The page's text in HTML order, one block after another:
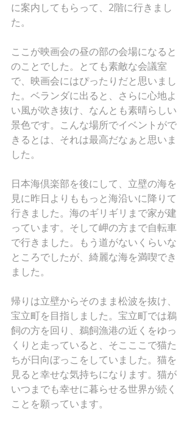
に案内してもらって、2階に行きまし
た。
ここが映画会の昼の部の会場になると
のことでした。とても素敵な会議室
で、映画会にはぴったりだと思いまし
た。ベランダに出ると、さらに心地よ
い風が吹き抜け、なんとも素晴らしい
景色です。こんな場所でイベントがで
きるとは、それは最高だなぁと思いま
した。
日本海倶楽部を後にして、立壁の海を
見に昨日よりももっと海沿いに降りて
行きました。海のギリギリまで家が建
っています。そして岬の方まで自転車
で行きました。もう道がないくらいな
ところでしたが、綺麗な海を満喫でき
ました。
帰りは立壁からそのまま松波を抜け、
宝立町を目指しました。宝立町では鵜
飼の方を回り、鵜飼漁港の近くをゆっ
くりと走っていると、そこここで猫た
ちが日向ぼっこをしていました。猫を
見ると幸せな気持ちになります。猫が
いつまでも幸せに暮らせる世界が続く
ことを願っています。